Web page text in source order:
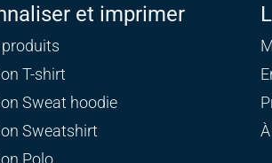
et imprimer
T-shirt
Sweat hoodie
Sweatshirt